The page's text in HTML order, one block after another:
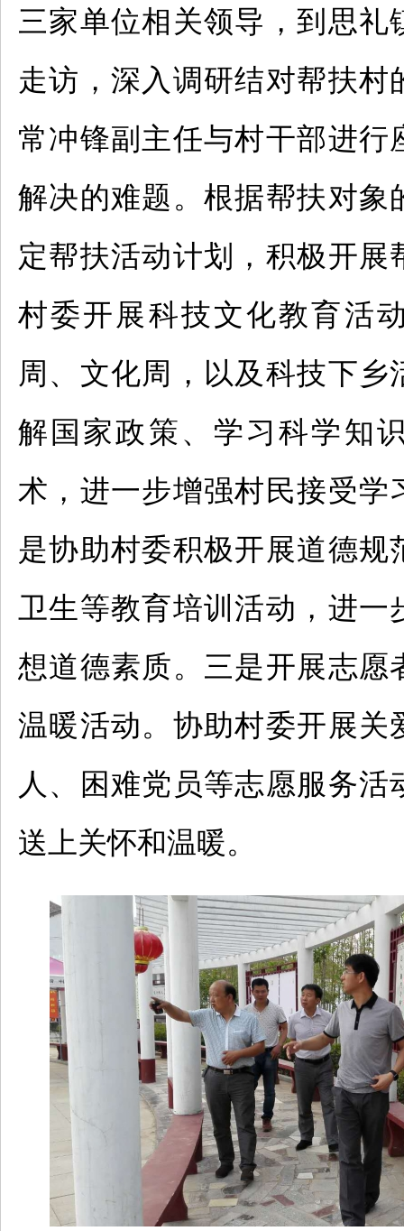
三家单位相关领导，到思礼
走访，深入调研结对帮扶村
常冲锋副主任与村干部进行
解决的难题。根据帮扶对象
定帮扶活动计划，积极开展
村委开展科技文化教育活
周、文化周，以及科技下乡
解国家政策、学习科学知
术，进一步增强村民接受学
是协助村委积极开展道德规
卫生等教育培训活动，进一
想道德素质。三是开展志愿
温暖活动。协助村委开展关
人、困难党员等志愿服务活
送上关怀和温暖。